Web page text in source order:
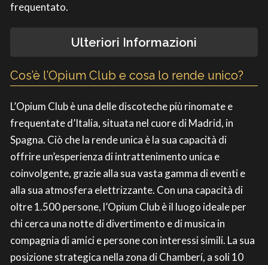
frequentato.
Ulteriori Informazioni
Cos’è l’Opium Club e cosa lo rende unico?
L’Opium Club è una delle discoteche più rinomate e
frequentate d’Italia, situata nel cuore di Madrid, in
Spagna. Ciò che la rende unica è la sua capacità di
offrire un’esperienza di intrattenimento unica e
coinvolgente, grazie alla sua vasta gamma di eventi e
alla sua atmosfera elettrizzante. Con una capacità di
oltre 1.500 persone, l’Opium Club è il luogo ideale per
chi cerca una notte di divertimento e di musica in
compagnia di amici e persone con interessi simili. La sua
posizione strategica nella zona di Chamberí, a soli 10